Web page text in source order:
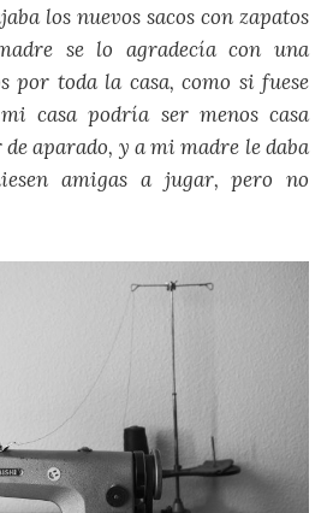
los nuevos sacos con zapatos
se lo agradecía con una
por toda la casa, como si fuese
casa podría ser menos casa
aparado, y a mi madre le daba
amigas a jugar, pero no